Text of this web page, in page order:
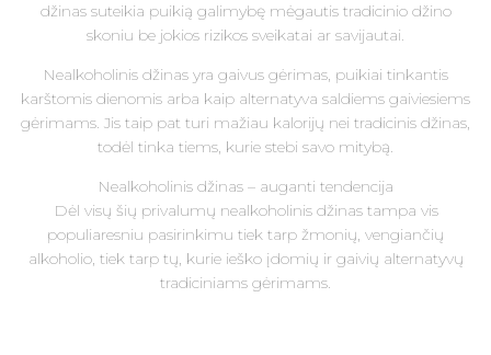
džinas suteikia puikią galimybę mėgautis tradicinio džino
skoniu be jokios rizikos sveikatai ar savijautai.
Nealkoholinis džinas yra gaivus gėrimas, puikiai tinkantis
karštomis dienomis arba kaip alternatyva saldiems gaiviesiems
gėrimams. Jis taip pat turi mažiau kalorijų nei tradicinis džinas,
todėl tinka tiems, kurie stebi savo mitybą.
Nealkoholinis džinas – auganti tendencija
Dėl visų šių privalumų nealkoholinis džinas tampa vis
populiaresniu pasirinkimu tiek tarp žmonių, vengiančių
alkoholio, tiek tarp tų, kurie ieško įdomių ir gaivių alternatyvų
tradiciniams gėrimams.